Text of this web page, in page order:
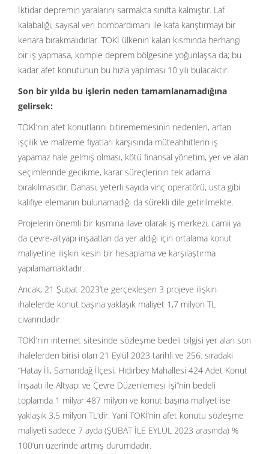
İktidar depremin yaralarını sarmakta sınıfta kalmıştır. Laf
kalabalığı, sayısal veri bombardımanı ile kafa karıştırmayı bir
kenara bırakmalıdırlar. TOKİ ülkenin kalan kısmında herhangi
bir iş yapmasa, komple deprem bölgesine yoğunlaşsa da; bu
kadar afet konutunun bu hızla yapılması 10 yılı bulacaktır.
Son bir yılda bu işlerin neden tamamlanamadığına
gelirsek:
TOKİ’nin afet konutlarını bitirememesinin nedenleri, artan
işçilik ve malzeme fiyatları karşısında müteahhitlerin iş
yapamaz hale gelmiş olması, kötü finansal yönetim, yer ve alan
seçimlerinde gecikme, karar süreçlerinin tek adama
bırakılmasıdır. Dahası, yeterli sayıda vinç operatörü, usta gibi
kalifiye elemanın bulunamadığı da sürekli dile getirilmekte.
Projelerin önemli bir kısmına ilave olarak iş merkezi, camii ya
da çevre-altyapı inşaatları da yer aldığı için ortalama konut
maliyetine ilişkin kesin bir hesaplama ve karşılaştırma
yapılamamaktadır.
Ancak; 21 Şubat 2023’te gerçekleşen 3 projeye ilişkin
ihalelerde konut başına yaklaşık maliyet 1,7 milyon TL
civarındadır.
TOKİ’nin internet sitesinde sözleşme bedeli bilgisi yer alan son
ihalelerden birisi olan 21 Eylül 2023 tarihli ve 256. sıradaki
“Hatay İli, Samandağ İlçesi, Hıdırbey Mahallesi 424 Adet Konut
İnşaatı ile Altyapı ve Çevre Düzenlemesi İşi”nin bedeli
toplamda 1 milyar 487 milyon ve konut başına maliyet ise
yaklaşık 3,5 milyon TL’dir. Yani TOKİ’nin afet konutu sözleşme
maliyeti sadece 7 ayda (ŞUBAT İLE EYLÜL 2023 arasında) %
100’ün üzerinde artmış durumdadır.